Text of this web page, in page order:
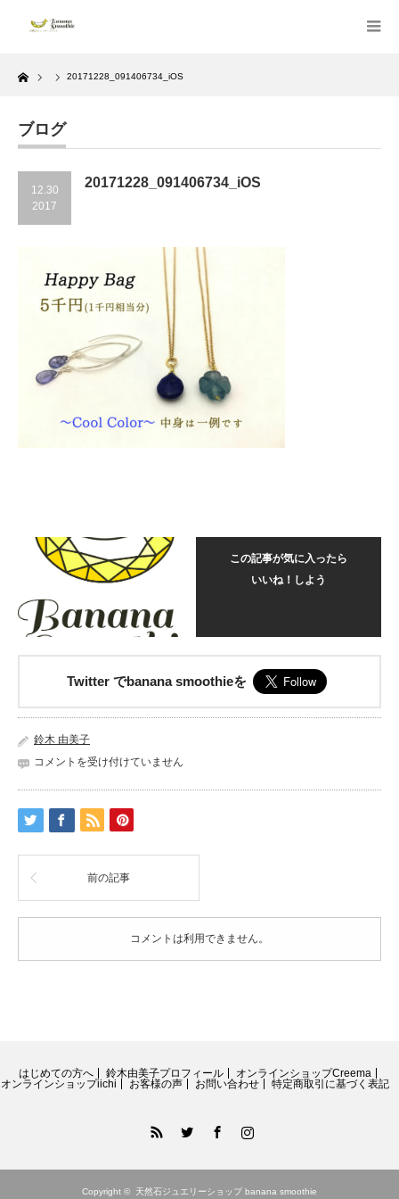
Home 20171228_091406734_iOS
ブログ
12.30
2017
20171228_091406734_iOS
この記事が気に入ったら
いいね！しよう
Twitter でbanana smoothieを
鈴木 由美子
20171228_091406734_iOS
コメントを受け付けていません
前の記事
コメントは利用できません。
はじめての方へ 鈴木由美子プロフィール
オンラインショップCreema
オンラインショップiichi
お客様の声 お問い合わせ 特定商取引に基づく表記
FacebookInstagram
Copyright © 天然石ジュエリーショップ banana smoothie